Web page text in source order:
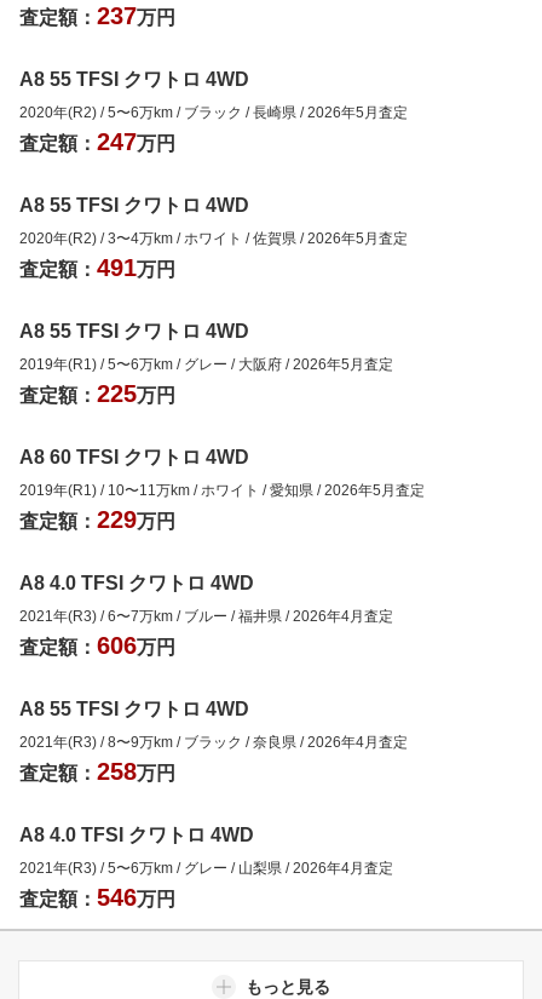
査定額： 237万円
A8 55 TFSI クワトロ 4WD
2020年(R2) /5〜6万km / ブラック /長崎県 /2026年5月査定
査定額： 247万円
A8 55 TFSI クワトロ 4WD
2020年(R2) /3〜4万km / ホワイト /佐賀県 /2026年5月査定
査定額： 491万円
A8 55 TFSI クワトロ 4WD
2019年(R1) /5〜6万km / グレー / 大阪府 /2026年5月査定
査定額： 225万円
A8 60 TFSI クワトロ 4WD
2019年(R1) / 10〜11 万km / ホワイト /愛知県 /2026年5月査定
査定額： 229万円
A8 4.0 TFSI クワトロ 4WD
2021年(R3) /6〜7万km / ブルー /福井県 /2026年4月査定
査定額： 606万円
A8 55 TFSI クワトロ 4WD
2021年(R3) /8〜9万km / ブラック /奈良県 /2026年4月査定
査定額： 258万円
A8 4.0 TFSI クワトロ 4WD
2021年(R3) /5〜6万km / グレー / 山梨県 /2026年4月査定
査定額： 546万円
もっと見る